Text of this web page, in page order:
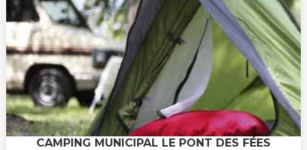
CAMPING MUNICIPAL LE PONT DES FÉES